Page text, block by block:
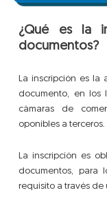
¿Qué es la
documentos?
La inscripción es
documento, en los
cámaras de
oponibles a terceros.
La inscripción es
documentos, para
requisito a través de